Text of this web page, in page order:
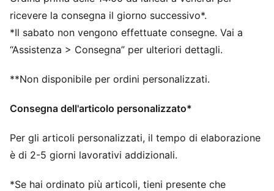
Vestibilità regolare
Punta arrotondata
Chiusura a lacci
Suola: Battistrada ad alta abrasione per una maggiore
trazione con mescole di gomma antiscivolo
Suola con disegno di astronave in volo, scritte NOT
FROM HERE e RARE e fiamme sul tallone
Talloniera esterna: Logo Wings di Melo avvolto intorno
al tallone
ricevere la consegna il giorno successivo*.
*Il sabato non vengono effettuate consegne. Vai a
“Assistenza > Consegna” per ulteriori dettagli.
**Non disponibile per ordini personalizzati.
Consegna dell'articolo personalizzato*
Per gli articoli personalizzati, il tempo di elaborazione
è di 2-5 giorni lavorativi addizionali.
*Se hai ordinato più articoli, tieni presente che